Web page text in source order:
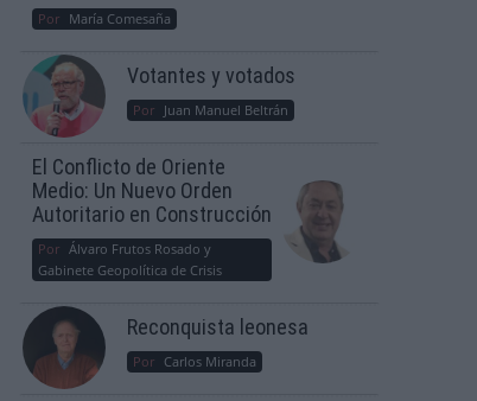
Por María Comesaña
Votantes y votados
Por Juan Manuel Beltrán
El Conflicto de Oriente
Medio: Un Nuevo Orden
Autoritario en Construcción
Por Álvaro Frutos Rosado y
Gabinete Geopolítica de Crisis
Reconquista leonesa
Por Carlos Miranda